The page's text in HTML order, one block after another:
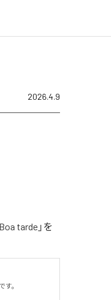
2026.4.9
tarde」を
。